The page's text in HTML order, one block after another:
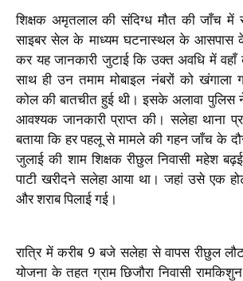
शिक्षक अमृतलाल की संदिग्ध मौत की जाँच में
साइबर सेल के माध्यम घटनास्थल के आसपास
कर यह जानकारी जुटाई कि उक्त अवधि में
साथ ही उन तमाम मोबाइल नंबरों को
कोल की बातचीत हुई थी। इसके अलावा पुलिस
आवश्यक जानकारी प्राप्त की। सलेहा थाना
बताया कि हर पहलू से मामले की गहन जाँच के
जुलाई की शाम शिक्षक रीछुल निवासी महेश
पाटी खरीदने सलेहा आया था। जहां उसे एक
और शराब पिलाई गई।
रात्रि में करीब 9 बजे सलेहा से वापस रीछुल
योजना के तहत ग्राम छिजौरा निवासी